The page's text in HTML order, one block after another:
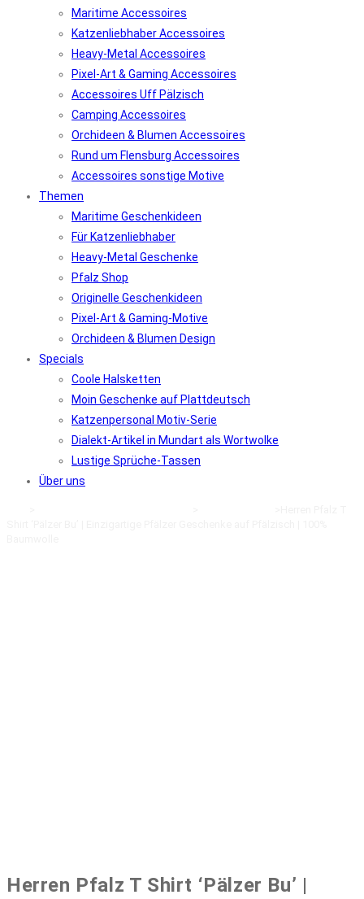
Maritime Accessoires
Katzenliebhaber Accessoires
Heavy-Metal Accessoires
Pixel-Art & Gaming Accessoires
Accessoires Uff Pälzisch
Camping Accessoires
Orchideen & Blumen Accessoires
Rund um Flensburg Accessoires
Accessoires sonstige Motive
Themen
Maritime Geschenkideen
Für Katzenliebhaber
Heavy-Metal Geschenke
Pfalz Shop
Originelle Geschenkideen
Pixel-Art & Gaming-Motive
Orchideen & Blumen Design
Specials
Coole Halsketten
Moin Geschenke auf Plattdeutsch
Katzenpersonal Motiv-Serie
Dialekt-Artikel in Mundart als Wortwolke
Lustige Sprüche-Tassen
Über uns
Herren Pfalz T Shirt ‘Pälzer Bu’ |